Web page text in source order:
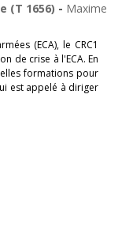
(T 1656) - Maxime
(ECA), le CRC1
de crise à l'ECA. En
formations pour
est appelé à diriger